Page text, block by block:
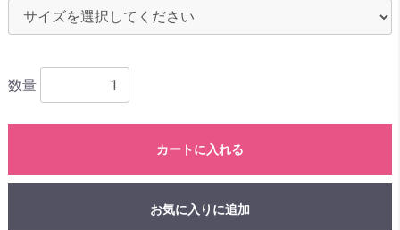
数量
カートに入れる
お気に入りに追加